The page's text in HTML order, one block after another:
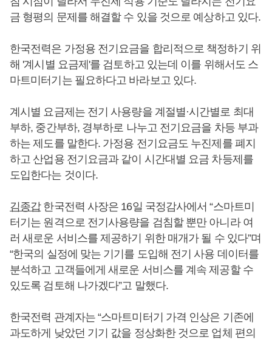
금 형평의 문제를 해결할 수 있을 것으로 예상하고 있다.
한국전력은 가정용 전기요금을 합리적으로 책정하기 위
해 '계시별 요금제'를 검토하고 있는데 이를 위해서도 스
마트미터기는 필요하다고 바라보고 있다.
계시별 요금제는 전기 사용량을 계절별·시간별로 최대
부하, 중간부하, 경부하로 나누고 전기요금을 차등 부과
하는 제도를 말한다. 가정용 전기요금도 누진제를 폐지
하고 산업용 전기요금과 같이 시간대별 요금 차등제를
도입한다는 것이다.
김종갑한국전력 사장은 16일 국정감사에서 “스마트미
터기는 원격으로 전기사용량을 검침할 뿐만 아니라 여
러 새로운 서비스를 제공하기 위한 매개가 될 수 있다”며
“한국의 실정에 맞는 기기를 도입해 전기 사용 데이터를
분석하고 고객들에게 새로운 서비스를 계속 제공할 수
있도록 검토해 나가겠다”고 말했다.
한국전력 관계자는 “스마트미터기 가격 인상은 기존에
과도하게 낮았던 기기 값을 정상화한 것으로 업체 편의